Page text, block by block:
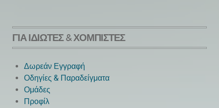
ΓΙΑ ΙΔΙΏΤΕΣ & ΧΟΜΠΊΣΤΕΣ
Δωρεάν Εγγραφή
Οδηγίες & Παραδείγματα
Ομάδες
Προφίλ